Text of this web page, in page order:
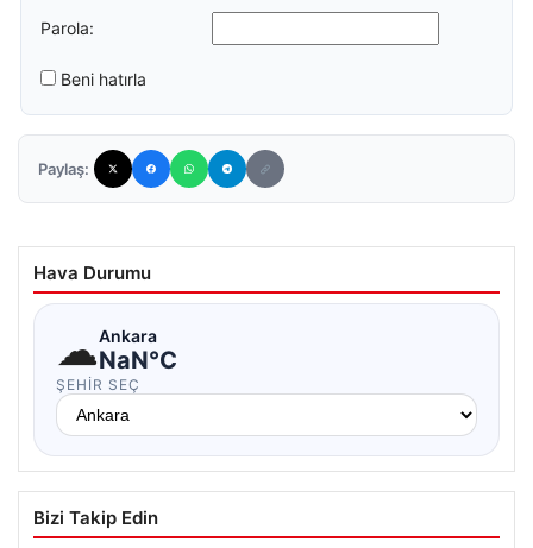
Parola:
Beni hatırla
Paylaş:
Hava Durumu
☁Ankara
NaN°C
ŞEHIR SEÇ
Bizi Takip Edin